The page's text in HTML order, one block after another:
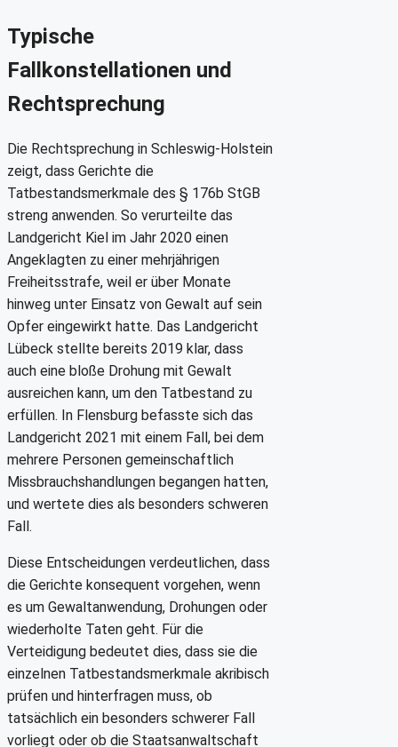
Typische
Fallkonstellationen und
Rechtsprechung
Die Rechtsprechung in Schleswig-Holstein
zeigt, dass Gerichte die
Tatbestandsmerkmale des § 176b StGB
streng anwenden. So verurteilte das
Landgericht Kiel im Jahr 2020 einen
Angeklagten zu einer mehrjährigen
Freiheitsstrafe, weil er über Monate
hinweg unter Einsatz von Gewalt auf sein
Opfer eingewirkt hatte. Das Landgericht
Lübeck stellte bereits 2019 klar, dass
auch eine bloße Drohung mit Gewalt
ausreichen kann, um den Tatbestand zu
erfüllen. In Flensburg befasste sich das
Landgericht 2021 mit einem Fall, bei dem
mehrere Personen gemeinschaftlich
Missbrauchshandlungen begangen hatten,
und wertete dies als besonders schweren
Fall.
Diese Entscheidungen verdeutlichen, dass
die Gerichte konsequent vorgehen, wenn
es um Gewaltanwendung, Drohungen oder
wiederholte Taten geht. Für die
Verteidigung bedeutet dies, dass sie die
einzelnen Tatbestandsmerkmale akribisch
prüfen und hinterfragen muss, ob
tatsächlich ein besonders schwerer Fall
vorliegt oder ob die Staatsanwaltschaft